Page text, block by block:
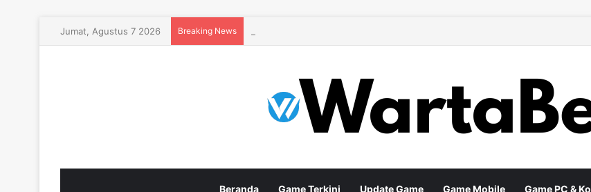
Jumat, Agustus 7 2026 Breaking News
Beranda Game Terkini Update Game Game Mobile Game PC &